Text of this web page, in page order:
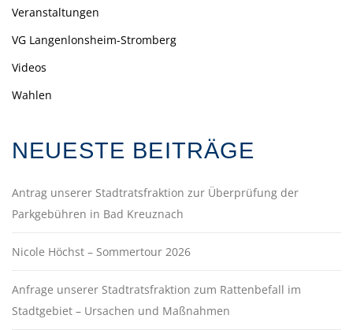
Veranstaltungen
VG Langenlonsheim-Stromberg
Videos
Wahlen
NEUESTE BEITRÄGE
Antrag unserer Stadtratsfraktion zur Überprüfung der
Parkgebühren in Bad Kreuznach
Nicole Höchst – Sommertour 2026
Anfrage unserer Stadtratsfraktion zum Rattenbefall im
Stadtgebiet – Ursachen und Maßnahmen